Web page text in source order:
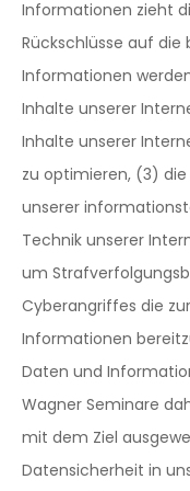
Informationen zieht
Rückschlüsse auf die
Informationen
Inhalte unserer
Inhalte unserer
zu optimieren, (3)
unserer
Technik unserer
um
Cyberangriffes die
Informationen
Daten und
Wagner Seminare
mit dem Ziel
Datensicherheit in